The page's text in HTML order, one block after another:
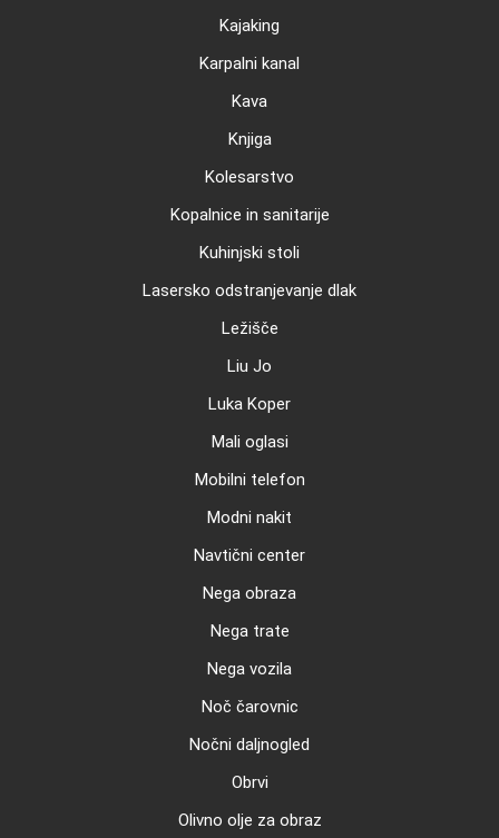
Kajaking
Karpalni kanal
Kava
Knjiga
Kolesarstvo
Kopalnice in sanitarije
Kuhinjski stoli
Lasersko odstranjevanje dlak
Ležišče
Liu Jo
Luka Koper
Mali oglasi
Mobilni telefon
Modni nakit
Navtični center
Nega obraza
Nega trate
Nega vozila
Noč čarovnic
Nočni daljnogled
Obrvi
Olivno olje za obraz